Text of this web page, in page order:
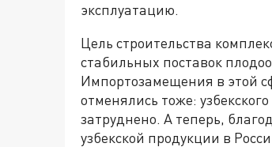
эксплуатацию.
Цель строительства
стабильных поставок
Импортозамещения в этой
отменялись тоже:
затруднено. А теперь,
узбекской продукции в